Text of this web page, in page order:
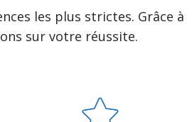
les plus strictes. Grâce à
sur votre réussite.